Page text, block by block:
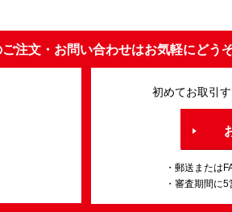
ご注文・お問い合わせはお気軽にどう
初めてお取引
・郵送または
・審査期間に